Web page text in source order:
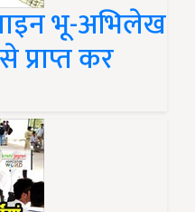
भू-अभिलेख
कर